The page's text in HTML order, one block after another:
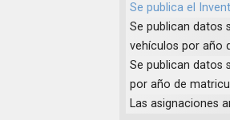
Se publica el
Se publican datos
vehículos por año
Se publican datos
por año de
Las asignaciones